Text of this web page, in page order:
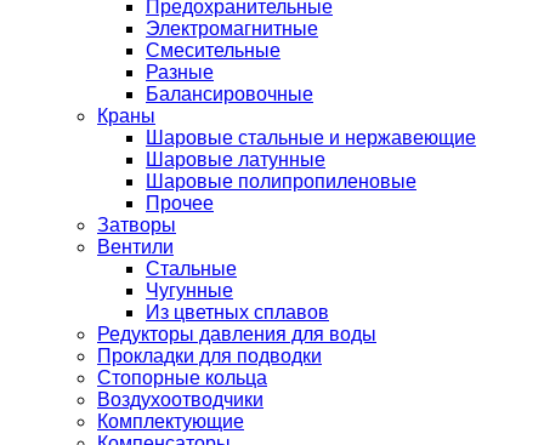
Предохранительные
Электромагнитные
Смесительные
Разные
Балансировочные
Краны
Шаровые стальные и нержавеющие
Шаровые латунные
Шаровые полипропиленовые
Прочее
Затворы
Вентили
Стальные
Чугунные
Из цветных сплавов
Редукторы давления для воды
Прокладки для подводки
Стопорные кольца
Воздухоотводчики
Комплектующие